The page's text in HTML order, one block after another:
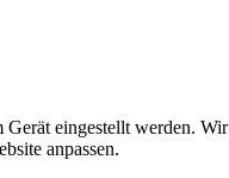
eingestellt werden.
anpassen.